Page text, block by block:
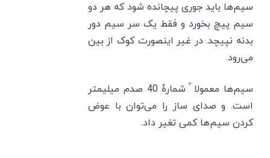
سیم‌ها باید جوری پیچانده شود که هر دو
سیم پیچ بخورد و فقط یک سر سیم دور
بدنه نپیچد. در غیر اینصورت کوک از بین
می‌رود.
سیم‌ها معمولا ً شمارۀ 40 صدم میلیمتر
است. و صدای ساز را می‌توان با عوض
کردن سیم‌ها کمی تغیر داد.